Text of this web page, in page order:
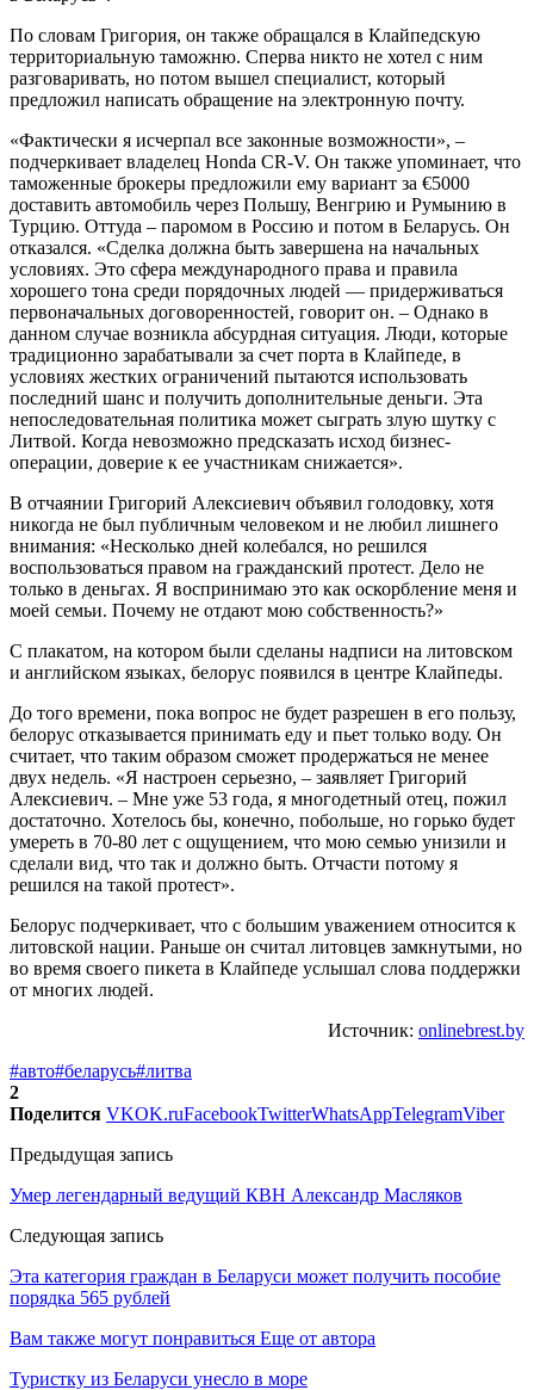
По словам Григория, он также обращался в Клайпедскую
территориальную таможню. Сперва никто не хотел с ним
разговаривать, но потом вышел специалист, который
предложил написать обращение на электронную почту.
«Фактически я исчерпал все законные возможности», –
подчеркивает владелец Honda CR-V. Он также упоминает, что
таможенные брокеры предложили ему вариант за €5000
доставить автомобиль через Польшу, Венгрию и Румынию в
Турцию. Оттуда – паромом в Россию и потом в Беларусь. Он
отказался. «Сделка должна быть завершена на начальных
условиях. Это сфера международного права и правила
хорошего тона среди порядочных людей — придерживаться
первоначальных договоренностей, говорит он. – Однако в
данном случае возникла абсурдная ситуация. Люди, которые
традиционно зарабатывали за счет порта в Клайпеде, в
условиях жестких ограничений пытаются использовать
последний шанс и получить дополнительные деньги. Эта
непоследовательная политика может сыграть злую шутку с
Литвой. Когда невозможно предсказать исход бизнес-
операции, доверие к ее участникам снижается».
В отчаянии Григорий Алексиевич объявил голодовку, хотя
никогда не был публичным человеком и не любил лишнего
внимания: «Несколько дней колебался, но решился
воспользоваться правом на гражданский протест. Дело не
только в деньгах. Я воспринимаю это как оскорбление меня и
моей семьи. Почему не отдают мою собственность?»
С плакатом, на котором были сделаны надписи на литовском
и английском языках, белорус появился в центре Клайпеды.
До того времени, пока вопрос не будет разрешен в его пользу,
белорус отказывается принимать еду и пьет только воду. Он
считает, что таким образом сможет продержаться не менее
двух недель. «Я настроен серьезно, – заявляет Григорий
Алексиевич. – Мне уже 53 года, я многодетный отец, пожил
достаточно. Хотелось бы, конечно, побольше, но горько будет
умереть в 70-80 лет с ощущением, что мою семью унизили и
сделали вид, что так и должно быть. Отчасти потому я
решился на такой протест».
Белорус подчеркивает, что с большим уважением относится к
литовской нации. Раньше он считал литовцев замкнутыми, но
во время своего пикета в Клайпеде услышал слова поддержки
от многих людей.
Источник: onlinebrest.by
#авто#беларусь#литва
2
Поделится VKOK.ruFacebookTwitterWhatsAppTelegramViber
Предыдущая запись
Умер легендарный ведущий КВН Александр Масляков
Следующая запись
Эта категория граждан в Беларуси может получить пособие
порядка 565 рублей
Вам также могут понравиться Еще от автора
Туристку из Беларуси унесло в море